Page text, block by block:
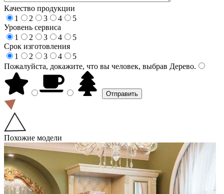
Качество продукции
1
2 3 4
5
Уровень сервиса
1
2 3 4
5
Срок изготовления
1
2 3 4
5
Пожалуйста, докажите, что вы человек, выбрав Дерево.
Похожие модели